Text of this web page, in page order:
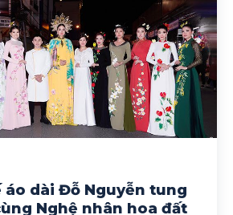
áo dài Đỗ Nguyễn tung
Nghệ nhân hoa đất